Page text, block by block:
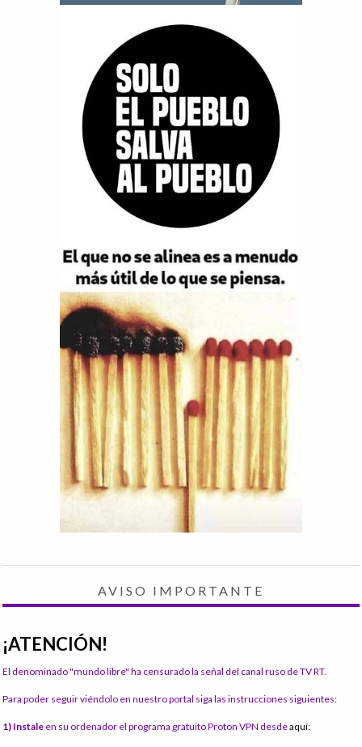
AVISO IMPORTANTE
¡ATENCIÓN!
El denominado "mundo libre" ha censurado la señal del canal ruso de TV RT.
Para poder seguir viéndolo en nuestro portal siga las instrucciones siguientes:
1) Instale en su ordenador el programa gratuito Proton VPN desdeaquí: